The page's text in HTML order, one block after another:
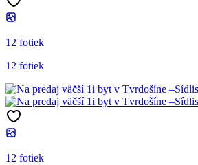
12 fotiek
12 fotiek
12 fotiek